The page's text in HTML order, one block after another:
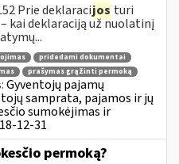
Prie deklaracijos turi
kai deklaraciją už nuolatinį
pridedami dokumentai
prašymas grąžinti permoką
Gyventojų pajamų
samprata, pajamos ir jų
sumokėjimas ir
12-31
permoką?